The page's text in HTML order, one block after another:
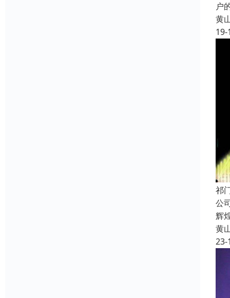
户
黄
19-
祁
公
辉
黄
23-